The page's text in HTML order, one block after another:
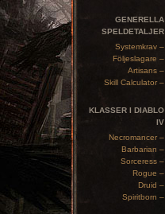
GENERELLA
SPELDETALJER
Systemkrav –
Följeslagare –
Artisans –
Skill Calculator –
KLASSER I DIABLO
IV
Necromancer –
Barbarian –
Sorceress –
Rogue –
Druid –
Spiritborn –